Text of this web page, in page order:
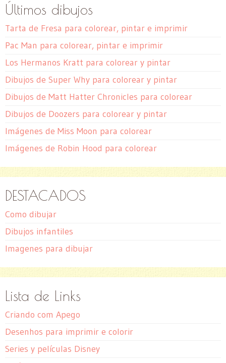
Últimos dibujos
Tarta de Fresa para colorear, pintar e imprimir
Pac Man para colorear, pintar e imprimir
Los Hermanos Kratt para colorear y pintar
Dibujos de Super Why para colorear y pintar
Dibujos de Matt Hatter Chronicles para colorear
Dibujos de Doozers para colorear y pintar
Imágenes de Miss Moon para colorear
Imágenes de Robin Hood para colorear
DESTACADOS
Como dibujar
Dibujos infantiles
Imagenes para dibujar
Lista de Links
Criando com Apego
Desenhos para imprimir e colorir
Series y películas Disney